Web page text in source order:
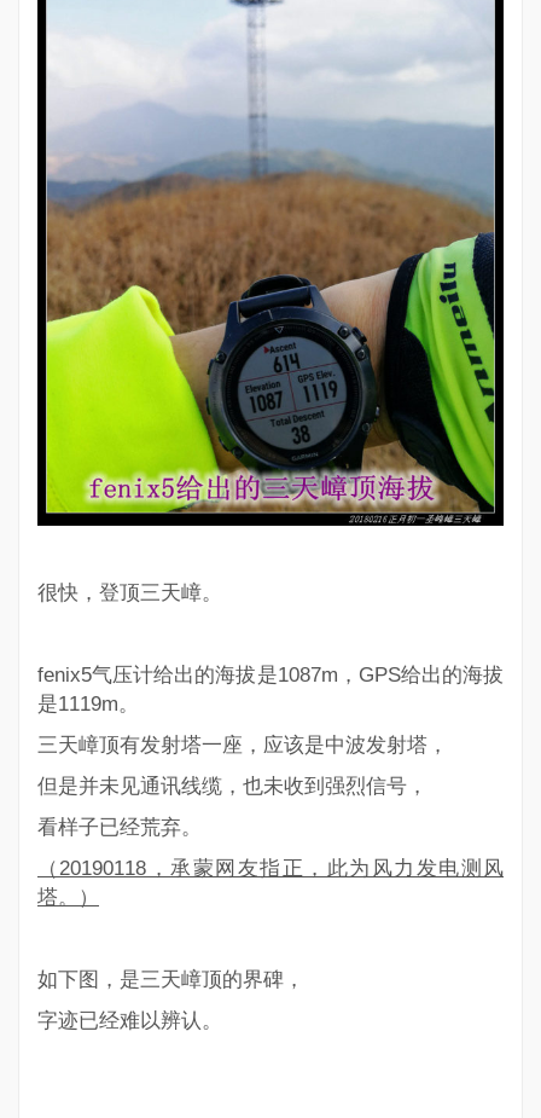
很快，登顶三天嶂。
fenix5气压计给出的海拔是1087m，GPS给出的海拔
是1119m。
三天嶂顶有发射塔一座，应该是中波发射塔，
但是并未见通讯线缆，也未收到强烈信号，
看样子已经荒弃。
（20190118，承蒙网友指正，此为风力发电测风
塔。）
如下图，是三天嶂顶的界碑，
字迹已经难以辨认。